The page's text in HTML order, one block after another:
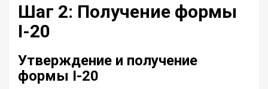
Шаг 2: Получение формы
I-20
Утверждение и получение
формы I-20